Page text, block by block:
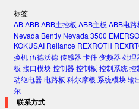
标签
ABABBABB主控板 ABB主板 ABB电路
Nevada Bently Nevada 3500
KOKUSAI Reliance REXROTH
换机伍德沃德传感器卡件变频器处理
板 接口模块控制器控制板 控制系统控
动继电器电路板 科尔摩根 系统模块输
尔
联系方式